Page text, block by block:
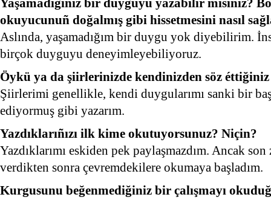
Yaşamadığınız bir duyguyu yazabilir misiniz?
okuyucunuñ doğalmış gibi hissetmesini nasıl
Aslında, yaşamadığım bir duygu yok diyebilirim.
birçok duyguyu deneyimleyebiliyoruz.
Öykü ya da şiirlerinizde kendinizden söz
Şiirlerimi genellikle, kendi duygularımı sanki bir
ediyormuş gibi yazarım.
Yazdıklarıñızı ilk kime okutuyorsunuz? Niçin?
Yazdıklarımı eskiden pek paylaşmazdım. Ancak
verdikten sonra çevremdekilere okumaya başladım.
Kurgusunu beğenmediğiniz bir çalışmayı